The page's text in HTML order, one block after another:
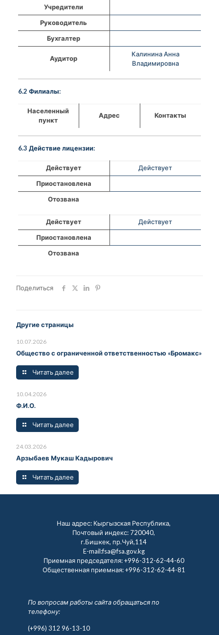
Учредители
Руководитель
Бухгалтер
Аудитор
Калинина Анна
Владимировна
6.2 Филиалы:
Населенный
пункт
Адрес Контакты
6.3 Действие лицензии:
Действует
Действует
Приостановлена
Отозвана
Действует
Действует
Приостановлена
Отозвана
Поделиться
Другие страницы
10.07.2026
Общество с ограниченной ответственностью «Бромакс»
Читать далее
10.04.2026
Ф.И.О.
Читать далее
24.03.2026
Арзыбаев Мукаш Кадырович
Читать далее
Наш адрес: Кыргызская Республика,
Почтовый индекс: 720040,
г.Бишкек, пр.Чуй,114
E-mail:fsa@fsa.gov.kg
Приемная председателя:+996-312-62-44-60
Общественная приемная:+996-312-62-44-81
По вопросам работы сайта обращаться по
телефону:
(+996) 312 96-13-10